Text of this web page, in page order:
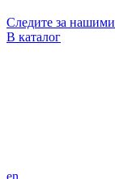
Следите за
В каталог
en